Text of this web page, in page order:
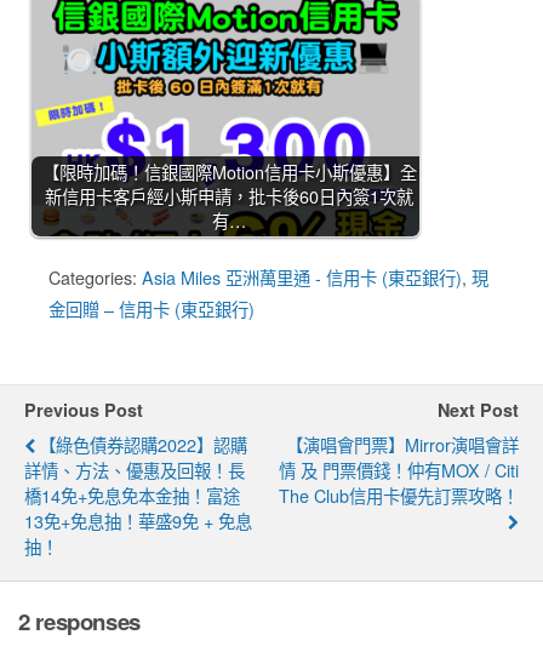
【限時加碼！信銀國際Motion信用卡小斯優惠】全
新信用卡客戶經小斯申請，批卡後60日內簽1次就
有…
Categories: Asia Miles 亞洲萬里通 - 信用卡 (東亞銀行), 現
金回贈 – 信用卡 (東亞銀行)
Previous Post
【綠色債券認購2022】認購
詳情、方法、優惠及回報！長
橋14免+免息免本金抽！富途
13免+免息抽！華盛9免 + 免息
抽！
Next Post
【演唱會門票】Mirror演唱會詳
情 及 門票價錢！仲有MOX / Citi
The Club信用卡優先訂票攻略！
2 responses